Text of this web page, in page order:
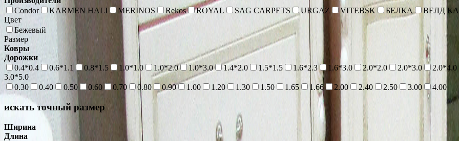
Condor
KARMEN HALI MERINOS Rekos ROYAL SAG CARPETS URGAZ VITEBSK БЕЛКА
ВЕЛД
Цвет
Бежевый
Размер
Ковры
Дорожки
0.4*0.4
0.6*1.1 0.8*1.5 1.0*1.0 1.0*2.0 1.0*3.0 1.4*2.0 1.5*1.5 1.6*2.3 1.6*3.0 2.0*2.0 2.0*3.0
2.0*4.0
3.0*5.0
0.30
0.40 0.50 0.60 0.70 0.80 0.90 1.00 1.20 1.30 1.50 1.65 1.66 2.00 2.40 2.50 3.00 4.00
искать точный размер
Ширина
Длина